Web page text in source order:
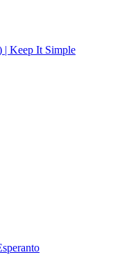
| Keep It Simple